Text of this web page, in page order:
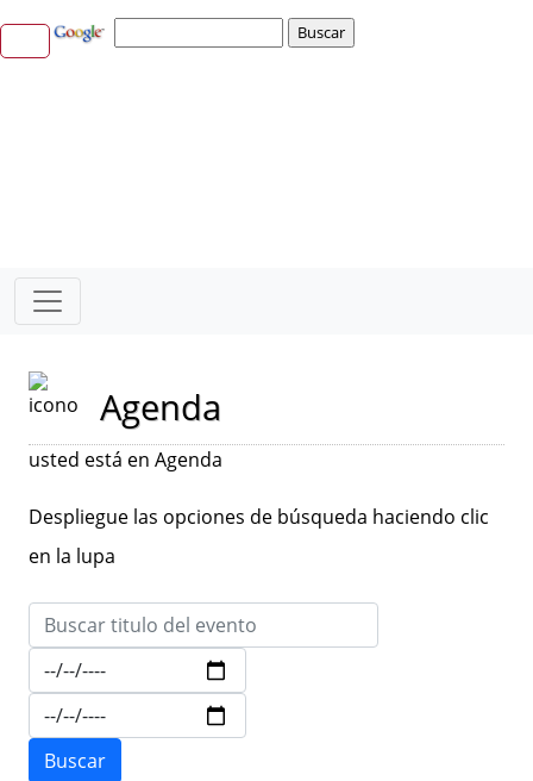
Agenda
usted está en Agenda
Despliegue las opciones de búsqueda haciendo clic
en la lupa